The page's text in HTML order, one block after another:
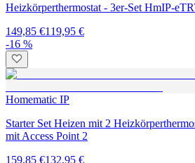
Heizkörperthermostat - 3er-Set HmIP-
149,85 €119,95 €
-16 %
Homematic IP
Starter Set Heizen mit 2
mit Access Point 2
159,85 €132,95 €